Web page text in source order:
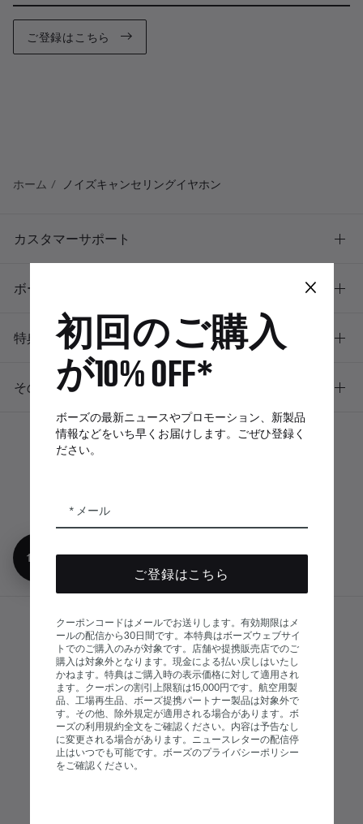
ご登録はこちら
ホーム ノイズキャンセリングイヤホン
カスタマーサポート
ボーズについて
特典
その他のリンク
© Bose Corporation 2026 サイトマップ
法的事項 プライバシーポリシー
アクセシビリティ
クッキーに関する通知 販売条件
利用条件 現代奴隷制に関する声明
×
初回のご購入
が10% OFF*
ボーズの最新ニュースやプロモーション、新製品
情報などをいち早くお届けします。ごぜひ登録く
ださい。
メール
ご登録はこちら
クーポンコードはメールでお送りします。有効期限はメ
ールの配信から30日間です。本特典はボーズウェブサイ
トでのご購入のみが対象です。店舗や提携販売店でのご
購入は対象外となります。現金による払い戻しはいたし
かねます。特典はご購入時の表示価格に対して適用され
ます。クーポンの割引上限額は15,000円です。航空用製
品、工場再生品、ボーズ提携パートナー製品は対象外で
す。その他、除外規定が適用される場合があります。ボ
ーズの利用規約全文をご確認ください。内容は予告なし
に変更される場合があります。ニュースレターの配信停
止はいつでも可能です。ボーズのプライバシーポリシー
をご確認ください。
10%オフ